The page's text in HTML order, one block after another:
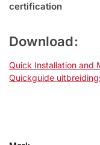
certification
Download:
Quick Installation and
Quickguide